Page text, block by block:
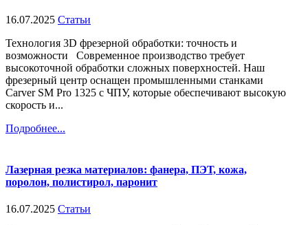
16.07.2025 Статьи
Технология 3D фрезерной обработки: точность и
возможности Современное производство требует
высокоточной обработки сложных поверхностей. Наш
фрезерный центр оснащен промышленными станками
Carver SM Pro 1325 с ЧПУ, которые обеспечивают высокую
скорость и...
Подробнее...
Лазерная резка материалов: фанера, ПЭТ, кожа,
поролон, полистирол, паронит
16.07.2025 Статьи